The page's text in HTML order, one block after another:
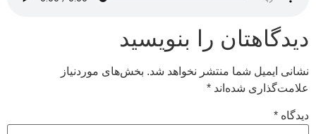
دیدگاهتان را بنویسید
نشانی ایمیل شما منتشر نخواهد شد. بخش‌های موردنیاز
علامت‌گذاری شده‌اند *
دیدگاه *